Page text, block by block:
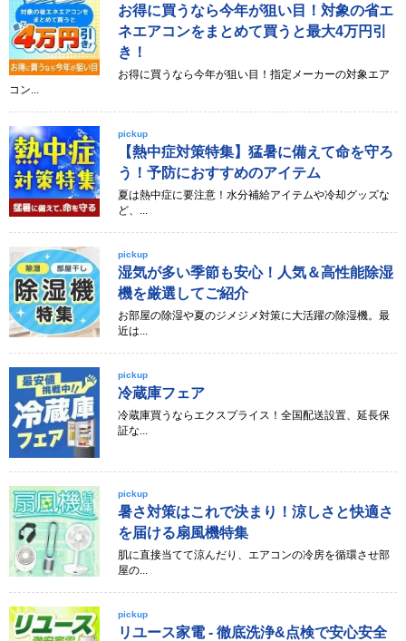
お得に買うなら今年が狙い目！対象の省エ
ネエアコンをまとめて買うと最大4万円引
き！
お得に買うなら今年が狙い目！指定メーカーの対象エア
コン...
pickup
【熱中症対策特集】猛暑に備えて命を守ろ
う！予防におすすめのアイテム
夏は熱中症に要注意！水分補給アイテムや冷却グッズな
ど、...
pickup
湿気が多い季節も安心！人気＆高性能除湿
機を厳選してご紹介
お部屋の除湿や夏のジメジメ対策に大活躍の除湿機。最
近は...
pickup
冷蔵庫フェア
冷蔵庫買うならエクスプライス！全国配送設置、延長保
証な...
pickup
暑さ対策はこれで決まり！涼しさと快適さ
を届ける扇風機特集
肌に直接当てて涼んだり、エアコンの冷房を循環させ部
屋の...
pickup
リユース家電 - 徹底洗浄&点検で安心安全